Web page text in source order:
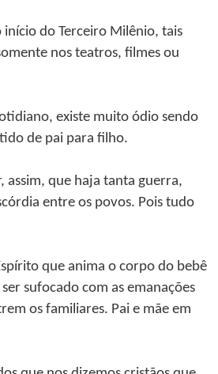
início do Terceiro Milênio, tais
nos teatros, filmes ou
existe muito ódio sendo
de pai para filho.
assim, que haja tanta guerra,
entre os povos. Pois tudo
que anima o corpo do bebê
sufocado com as emanações
os familiares. Pai e mãe em